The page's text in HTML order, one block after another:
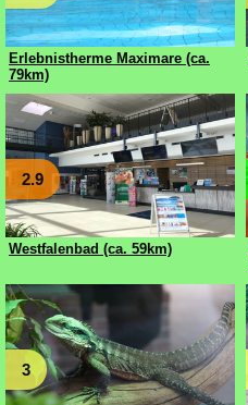
Erlebnistherme Maximare (ca.
79km)
2.9
Westfalenbad (ca. 59km)
3